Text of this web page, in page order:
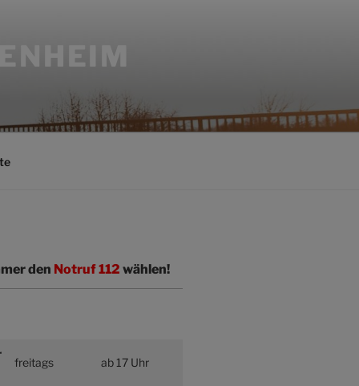
den Notruf 112 wählen!
freitags ab 17 Uhr